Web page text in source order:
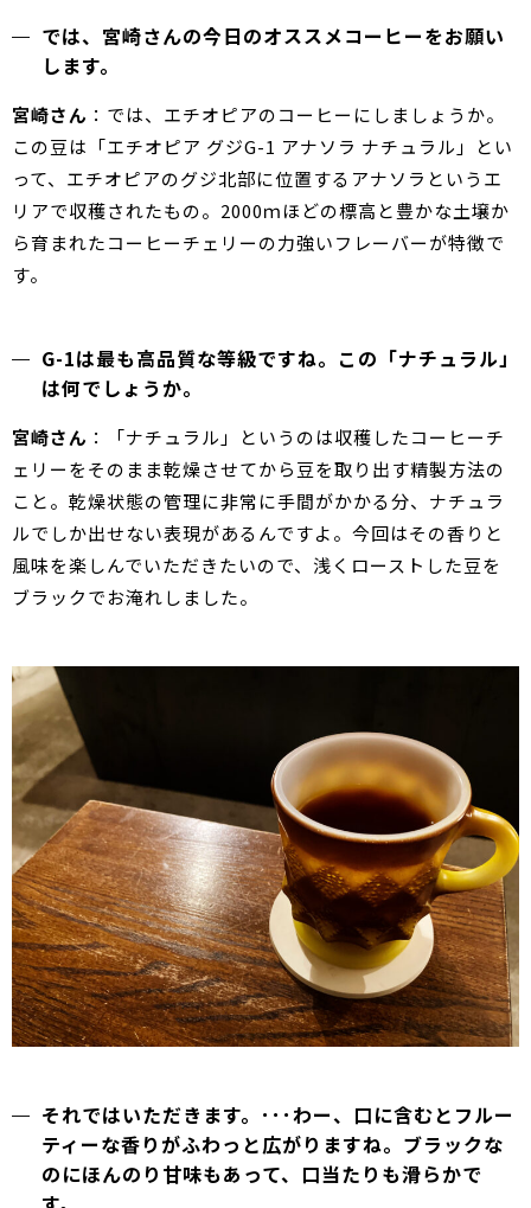
では、宮崎さんの今日のオススメコーヒーをお願い
します。
宮崎さん ：では、エチオピアのコーヒーにしましょうか。
この豆は「エチオピア グジG-1 アナソラ ナチュラル」とい
って、エチオピアのグジ北部に位置するアナソラというエ
リアで収穫されたもの。2000ｍほどの標高と豊かな土壌か
ら育まれたコーヒーチェリーの力強いフレーバーが特徴で
す。
G-1は最も高品質な等級ですね。この「ナチュラル」
は何でしょうか。
宮崎さん ：「ナチュラル」というのは収穫したコーヒーチ
ェリーをそのまま乾燥させてから豆を取り出す精製方法の
こと。乾燥状態の管理に非常に手間がかかる分、ナチュラ
ルでしか出せない表現があるんですよ。今回はその香りと
風味を楽しんでいただきたいので、浅くローストした豆を
ブラックでお淹れしました。
それではいただきます。･･･わー、口に含むとフルー
ティーな香りがふわっと広がりますね。ブラックな
のにほんのり甘味もあって、口当たりも滑らかで